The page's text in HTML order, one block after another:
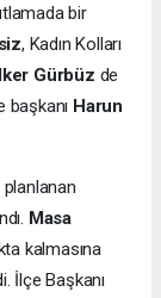
bir
, Kadın Kolları
Gürbüz de
başkanı Harun
Masa
kalmasına
İlçe Başkanı